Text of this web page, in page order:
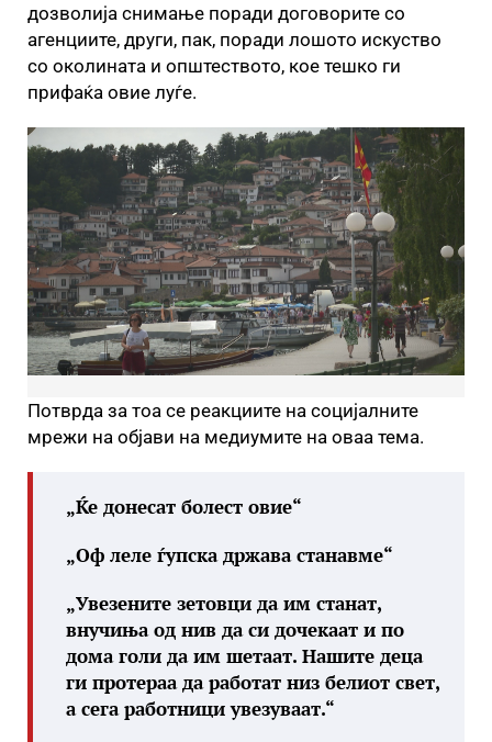
дозволија снимање поради договорите со
агенциите, други, пак, поради лошото искуство
со околината и општеството, кое тешко ги
прифаќа овие луѓе.
Потврда за тоа се реакциите на социјалните
мрежи на објави на медиумите на оваа тема.
„Ќе донесат болест овие“
„Оф леле ѓупска држава станавме“
„Увезените зетовци да им станат,
внучиња од нив да си дочекаат и по
дома голи да им шетаат. Нашите деца
ги протераа да работат низ белиот свет,
а сега работници увезуваат.“